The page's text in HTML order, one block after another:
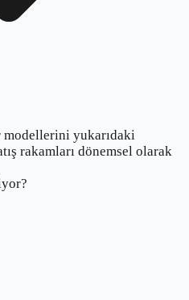
modellerini yukarıdaki
rakamları dönemsel olarak